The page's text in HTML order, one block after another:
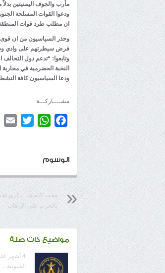
مأرب والجوف اليمنيتين بدلاً
ودعوا القوات المسلحة
ان مطلب طرد قوات المنطقة
وحذر السياسيون من ان قوى
فرض سيطرتهم على وادي
وتابعوا: “تدعم دول التحالف
النخبة الحضرمية في محاربة
ودعا السياسيون كافة
مشــــاركـــة
Facebook
WhatsApp
الوسوم
محمد النقيب : ذكرى
بالحرب على الإرهاب
مواضيع ذات صلة
4 أشهر
الجنوبية ...